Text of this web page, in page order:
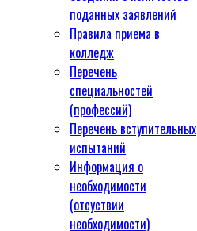
поданных заявлений
Правила приема в
колледж
Перечень
специальностей
(профессий)
Перечень вступительных
испытаний
Информация о
необходимости
(отсуствии
необходимости)